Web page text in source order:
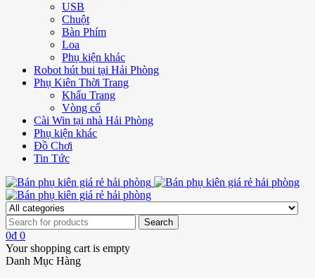
USB
Chuột
Bàn Phím
Loa
Phụ kiện khác
Robot hút bui tại Hải Phòng
Phụ Kiên Thời Trang
Khẩu Trang
Vòng cổ
Cài Win tại nhà Hải Phòng
Phụ kiện khác
Đồ Chơi
Tin Tức
0₫ 0
Your shopping cart is empty
Danh Mục Hàng